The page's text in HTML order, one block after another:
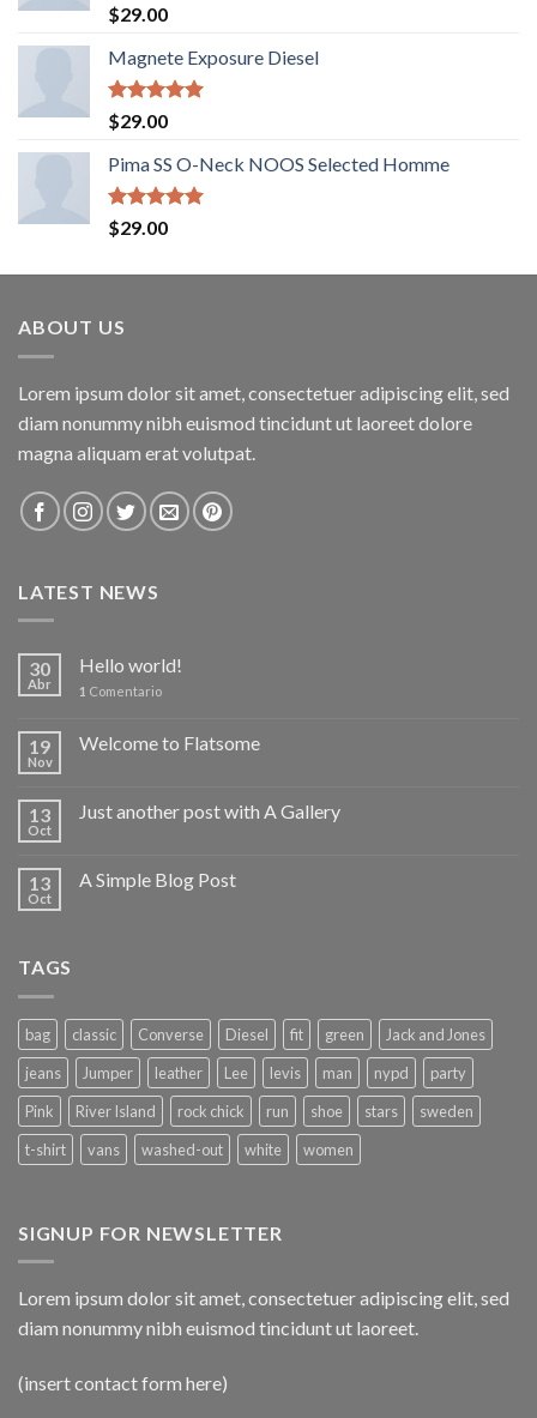
Valorado
con
de 5
$29.00
Magnete Exposure Diesel
Valorado
con
de 5
$29.00
Pima SS O-Neck NOOS Selected Homme
Valorado
con
$29.00
ABOUT US
Lorem ipsum dolor sit amet, consectetuer adipiscing elit, sed
diam nonummy nibh euismod tincidunt ut laoreet dolore
magna aliquam erat volutpat.
LATEST NEWS
30
Abr
Hello world!
1 Comentario
19
Nov
Welcome to Flatsome
13
Oct
Just another post with A Gallery
13
Oct
A Simple Blog Post
TAGS
bag classic Converse Diesel fit green
Jack and Jones
jeans
Jumper leather Lee levis man nypd
party
Pink
River Island rock chick run shoe stars
sweden
t-shirt
vans washed-out white women
SIGNUP FOR NEWSLETTER
Lorem ipsum dolor sit amet, consectetuer adipiscing elit, sed
diam nonummy nibh euismod tincidunt ut laoreet.
(insert contact form here)